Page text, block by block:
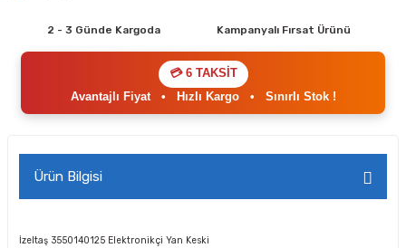
2 - 3 Günde Kargoda Kampanyalı Fırsat Ürünü
💳 6 TAKSİT
Avantajlı Fiyat• Hızlı Kargo• Sınırlı Stok !
Ürün Bilgisi
İzeltaş 3550140125 Elektronikçi Yan Keski